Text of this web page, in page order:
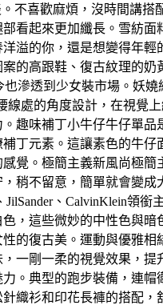
不喜歡麻煩，沒時間講
看起來更加纖長。雪紡
溢的你，還是想變得年
的高跟鞋、復古紋理的
滲透到少女裝市場。妖
處的角度設計，在視
趣味補丁小牛仔牛仔單
丁元素。這讓素色的牛
覺。極簡主義新風尚極
稍不留意，簡單就會變
、CalvinKlein領
，這些微妙的中性色與
的復古美。運動與優雅
一剛一柔的視覺效果，
。典型的跑步裝備，連
織衫和印花長褲的搭配